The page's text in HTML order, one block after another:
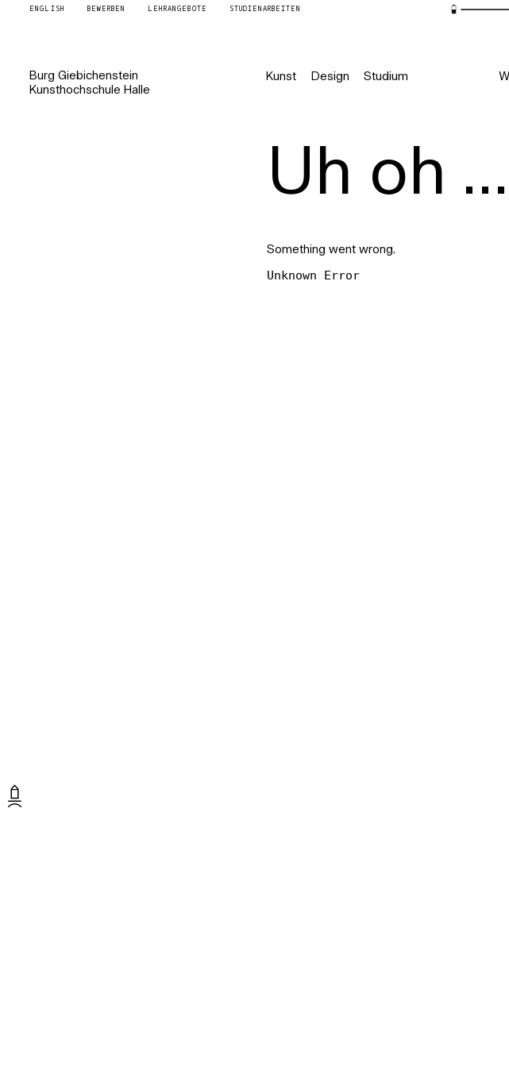
ENGLISH BEWERBEN LEHRANGEBOTE STUDIENARBEITEN
Burg Giebichenstein
Kunsthochschule Halle
Kunst Design Studium
Uh oh ...
Something went wrong.
Unknown Error